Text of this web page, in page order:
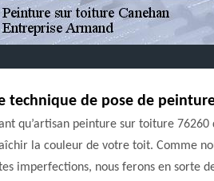
technique de pose de
qu’artisan peinture sur toiture
la couleur de votre toit. Comme
imperfections, nous ferons en sorte